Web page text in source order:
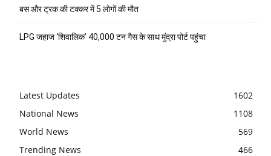
बस और ट्रक की टक्कर में 5 लोगों की मौत
LPG जहाज ‘शिवालिक’ 40,000 टन गैस के साथ मुंद्रा पोर्ट पहुंचा
Latest Updates
1602
National News
1108
World News
569
Trending News
466